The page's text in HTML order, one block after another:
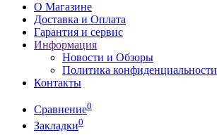
О Магазине
Доставка и Оплата
Гарантия и сервис
Информация
Новости и Обзоры
Политика конфиденциальности
Контакты
Сравнение0
Закладки0